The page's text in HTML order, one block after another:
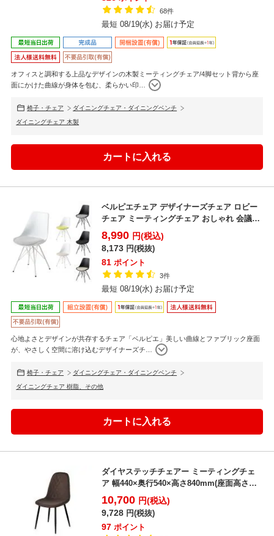
68件
最短 08/19(水) お届け予定
オフィスと調和する上品なデザインの木製ミーティングチェア/4脚セット背から座
面にかけた曲線が身体を包む、柔らかい印
椅子・チェア ダイニングチェア・ダイニングベンチ
ダイニングチェア 木製
ベルピエチェア デザイナーズチェア ロビー
チェア ミーティングチェア おしゃれ 会議用
チェア 幅48...
8,990 円(税込)
8,173 円(税抜)
81 ポイント
3件
最短 08/19(水) お届け予定
心地よさとデザインが共存するチェア「ベルピエ」美しい曲線とファブリック座面
が、やさしく空間に溶け込むデザイナーズチ
椅子・チェア ダイニングチェア・ダイニングベンチ
ダイニングチェア 樹脂、その他
ダイヤステッチチェアー ミーティングチェ
ア 幅440×奥行540×高さ840mm(座面高さ
420mm...
10,700 円(税込)
9,728 円(税抜)
97 ポイント